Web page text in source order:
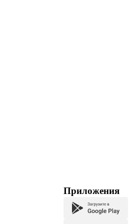
Приложения